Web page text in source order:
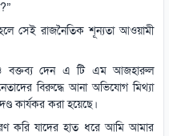
সেই রাজনৈতিক শূন্যতা আওয়ামী
বক্তব্য দেন এ টি এম আজহারুল
বিরুদ্ধে আনা অভিযোগ মিথ্যা
কার্যকর করা হয়েছে।
করি যাদের হাত ধরে আমি আমার